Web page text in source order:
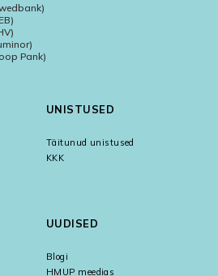
Pank)
UNISTUSED
Täitunud unistused
KKK
UUDISED
Blogi
HMUP meedias